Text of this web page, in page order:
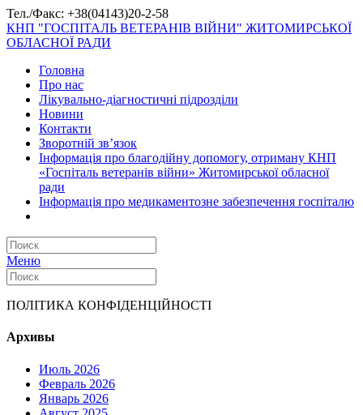
Тел./Факс: +38(04143)20-2-58
КНП "ГОСПІТАЛЬ ВЕТЕРАНІВ ВІЙНИ" ЖИТОМИРСЬКОЇ
ОБЛАСНОЇ РАДИ
Головна
Про нас
Лікувально-діагностичні підрозділи
Новини
Контакти
Зворотній зв’язок
Інформація про благодійну допомогу, отриману КНП
«Госпіталь ветеранів війни» Житомирської обласної
ради
Інформація про медикаментозне забезпечення госпіталю
Меню
ПОЛІТИКА КОНФІДЕНЦІЙНОСТІ
Архивы
Июль 2026
Февраль 2026
Январь 2026